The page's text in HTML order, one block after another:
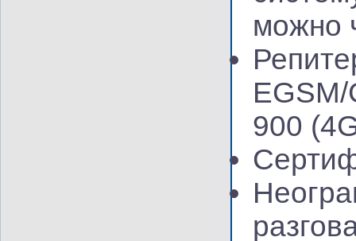
можно
900